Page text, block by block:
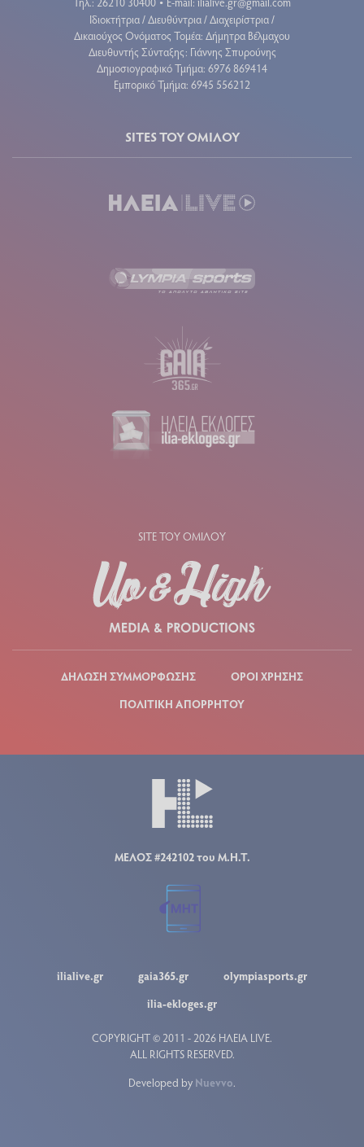
•
Ιδιοκτήτρια / Διευθύντρια / Διαχειρίστρια /
Δικαιούχος Ονόματος Τομέα: Δήμητρα Βέλμαχου
Διευθυντής Σύνταξης: Γιάννης Σπυρούνης
Δημοσιογραφικό Τμήμα: 6976 869414
Εμπορικό Τμήμα: 6945 556212
SITES ΤΟΥ ΟΜΙΛΟΥ
SITE ΤΟΥ ΟΜΙΛΟΥ
ΔΗΛΩΣΗ ΣΥΜΜΟΡΦΩΣΗΣ
ΟΡΟΙ ΧΡΗΣΗΣ
ΠΟΛΙΤΙΚΗ ΑΠΟΡΡΗΤΟΥ
ΜΕΛΟΣ #242102 του Μ.Η.Τ.
ilialive.gr gaia365.gr
olympiasports.gr
ilia-ekloges.gr
COPYRIGHT © 2011 - 2026 ΗΛΕΙΑ LIVE.
ALL RIGHTS RESERVED.
Developed by Nuevvo.